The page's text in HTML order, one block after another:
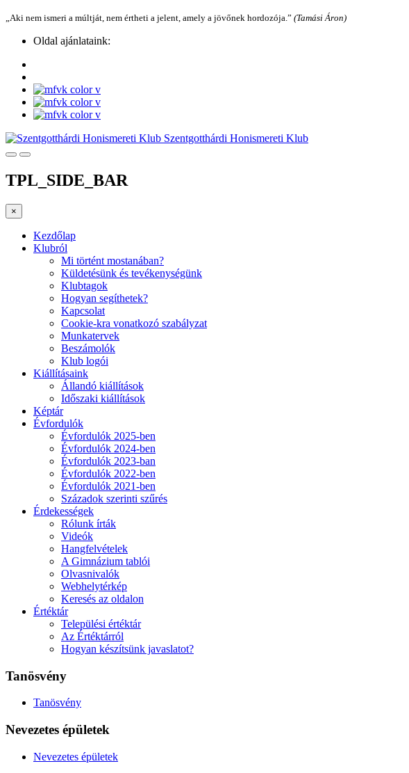
„Aki nem ismeri a múltját, nem értheti a jelent, amely a jövőnek hordozója.” (Tamási Áron)
Oldal ajánlataink:
Szentgotthárdi Honismereti Klub
TPL_SIDE_BAR
×
Kezdőlap
Klubról
Mi történt mostanában?
Küldetésünk és tevékenységünk
Klubtagok
Hogyan segíthetek?
Kapcsolat
Cookie-kra vonatkozó szabályzat
Munkatervek
Beszámolók
Klub logói
Kiállításaink
Állandó kiállítások
Időszaki kiállítások
Képtár
Évfordulók
Évfordulók 2025-ben
Évfordulók 2024-ben
Évfordulók 2023-ban
Évfordulók 2022-ben
Évfordulók 2021-ben
Századok szerinti szűrés
Érdekességek
Rólunk írták
Videók
Hangfelvételek
A Gimnázium tablói
Olvasnivalók
Webhelytérkép
Keresés az oldalon
Értéktár
Települési értéktár
Az Értéktárról
Hogyan készítsünk javaslatot?
Tanösvény
Tanösvény
Nevezetes épületek
Nevezetes épületek